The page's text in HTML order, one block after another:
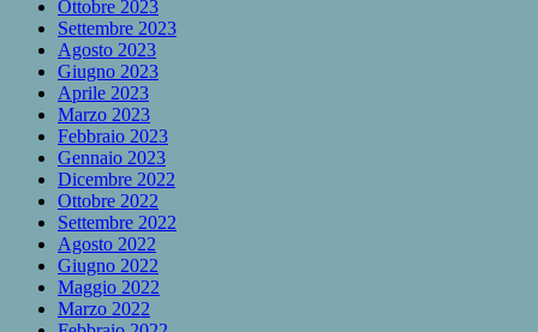
Ottobre 2023
Settembre 2023
Agosto 2023
Giugno 2023
Aprile 2023
Marzo 2023
Febbraio 2023
Gennaio 2023
Dicembre 2022
Ottobre 2022
Settembre 2022
Agosto 2022
Giugno 2022
Maggio 2022
Marzo 2022